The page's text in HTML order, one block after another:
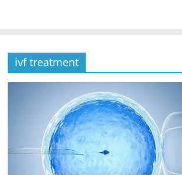
ivf treatment